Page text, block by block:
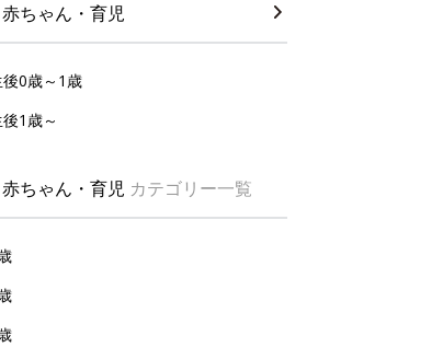
赤ちゃん・育児
0歳～1歳
1歳～
赤ちゃん・育児 カテゴリー一覧